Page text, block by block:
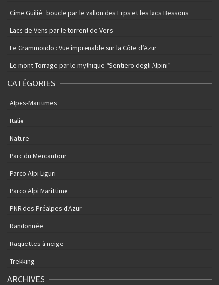
Cime Guilié : boucle par le vallon des Erps et les lacs Bessons
Lacs de Vens par le torrent de Vens
Le Grammondo : Vue imprenable sur la Côte d’Azur
Le mont Torrage par le mythique “Sentiero degli Alpini”
CATÉGORIES
Alpes-Maritimes
Italie
Nature
Parc du Mercantour
Parco Alpi Liguri
Parco Alpi Marittime
PNR des Préalpes d'Azur
Randonnée
Raquettes à neige
Trekking
ARCHIVES